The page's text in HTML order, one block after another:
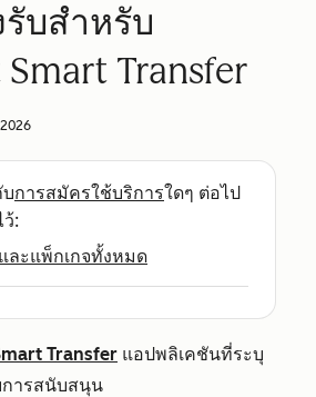
บสำหรับ
Transfer
การสมัครใช้บริการใดๆ ต่อไป
ว้:
ะแพ็กเกจทั้งหมด
Transfer แอปพลิเคชันที่ระบุ
การสนับสนุน